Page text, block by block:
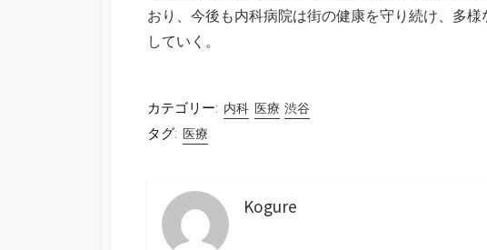
おり、今後も内科病院は街の健康を守り続け、多
していく。
カテゴリー: 内科 医療 渋谷
タグ: 医療
Kogure